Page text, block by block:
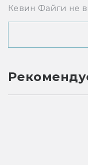
Кевин Файги не